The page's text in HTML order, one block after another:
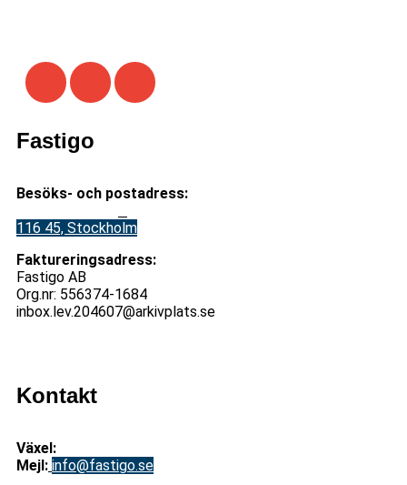
Fastigo
Besöks- och postadress:
116 45, Stockholm
Faktureringsadress:
Fastigo AB
Org.nr: 556374-1684
inbox.lev.204607@arkivplats.se
Kontakt
Växel:
Mejl: info@fastigo.se